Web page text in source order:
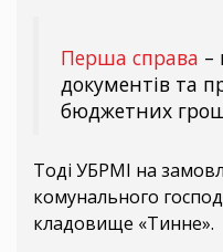
Перша справа –
документів та
бюджетних
Тоді УБРМІ на
комунального
кладовище «Тинне».